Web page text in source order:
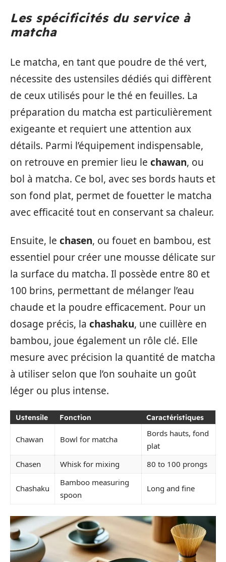
Les spécificités du service à
matcha
Le matcha, en tant que poudre de thé vert,
nécessite des ustensiles dédiés qui diffèrent
de ceux utilisés pour le thé en feuilles. La
préparation du matcha est particulièrement
exigeante et requiert une attention aux
détails. Parmi l’équipement indispensable,
on retrouve en premier lieu le chawan, ou
bol à matcha. Ce bol, avec ses bords hauts et
son fond plat, permet de fouetter le matcha
avec efficacité tout en conservant sa chaleur.
Ensuite, le chasen, ou fouet en bambou, est
essentiel pour créer une mousse délicate sur
la surface du matcha. Il possède entre 80 et
100 brins, permettant de mélanger l’eau
chaude et la poudre efficacement. Pour un
dosage précis, la chashaku, une cuillère en
bambou, joue également un rôle clé. Elle
mesure avec précision la quantité de matcha
à utiliser selon que l’on souhaite un goût
léger ou plus intense.
Ustensile Fonction Caractéristiques
Chawan Bowl for matcha
Bords hauts, fond
plat
Chasen
Whisk for mixing 80 to 100 prongs
Chashaku
Bamboo measuring
spoon
Long and fine